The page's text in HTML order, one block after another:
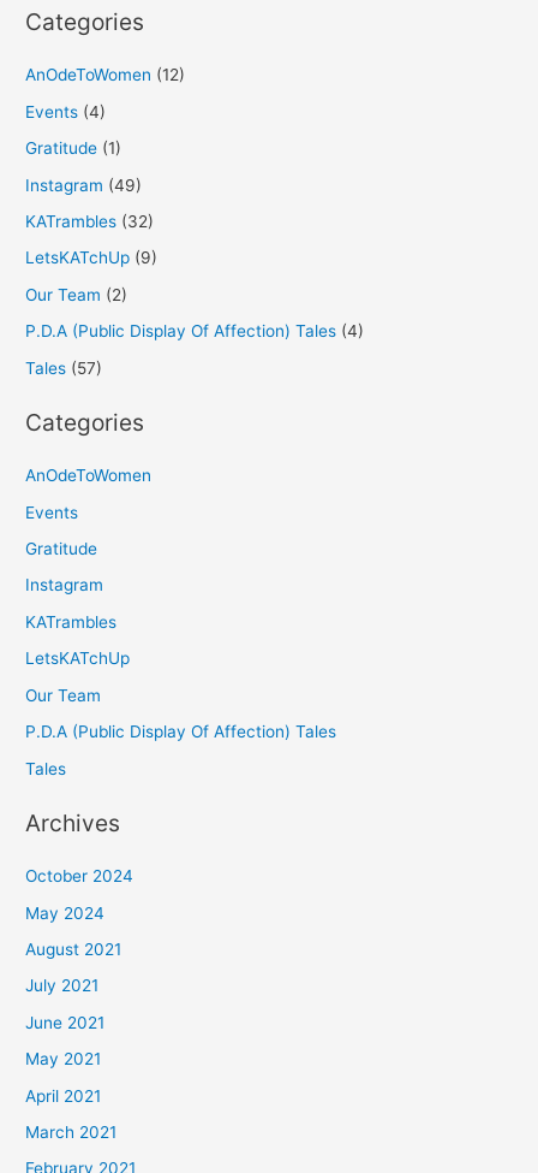
Categories
AnOdeToWomen (12)
Events (4)
Gratitude (1)
Instagram (49)
KATrambles (32)
LetsKATchUp (9)
Our Team (2)
P.D.A (Public Display Of Affection) Tales (4)
Tales (57)
Categories
AnOdeToWomen
Events
Gratitude
Instagram
KATrambles
LetsKATchUp
Our Team
P.D.A (Public Display Of Affection) Tales
Tales
Archives
October 2024
May 2024
August 2021
July 2021
June 2021
May 2021
April 2021
March 2021
February 2021